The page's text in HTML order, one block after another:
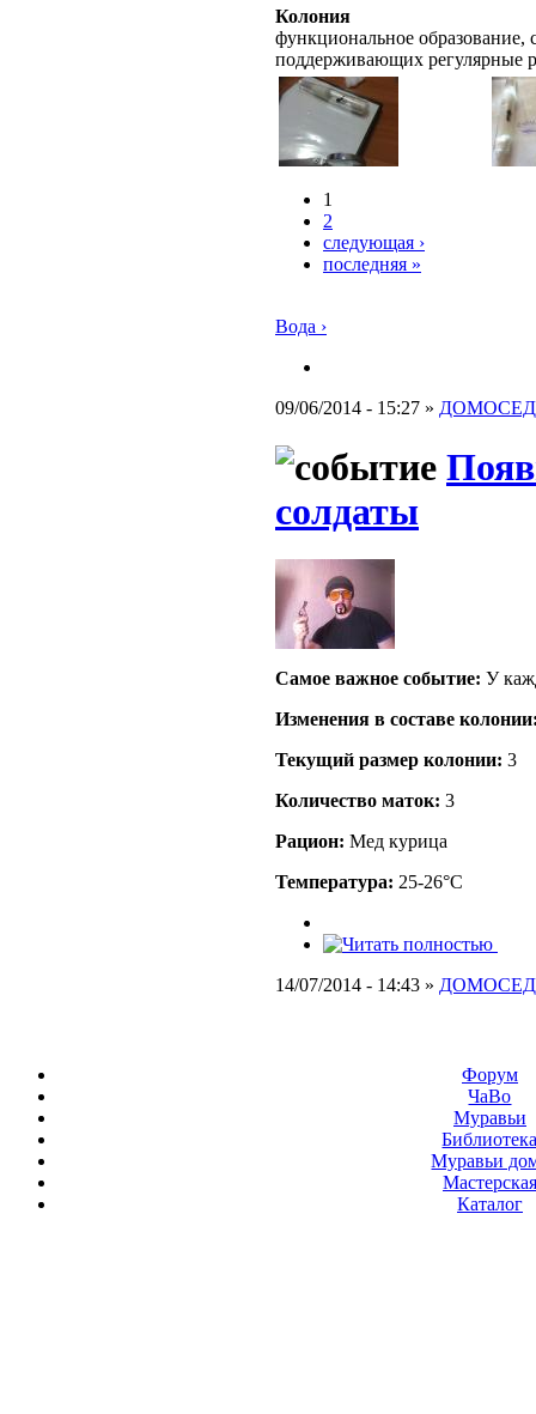
Колония
функциональное образование,
поддерживающих регулярные
1
2
следующая ›
последняя »
Вода ›
09/06/2014 - 15:27 »
солдаты
Самое важное событие: У
Изменения в составе
Текущий размер кoлонии: 3
Количество маток: 3
Рацион: Мед курица
Температура: 25-26°C
14/07/2014 - 14:43 »
Форум
ЧаВо
Муравьи
Муравьи
Мастерская
Каталог